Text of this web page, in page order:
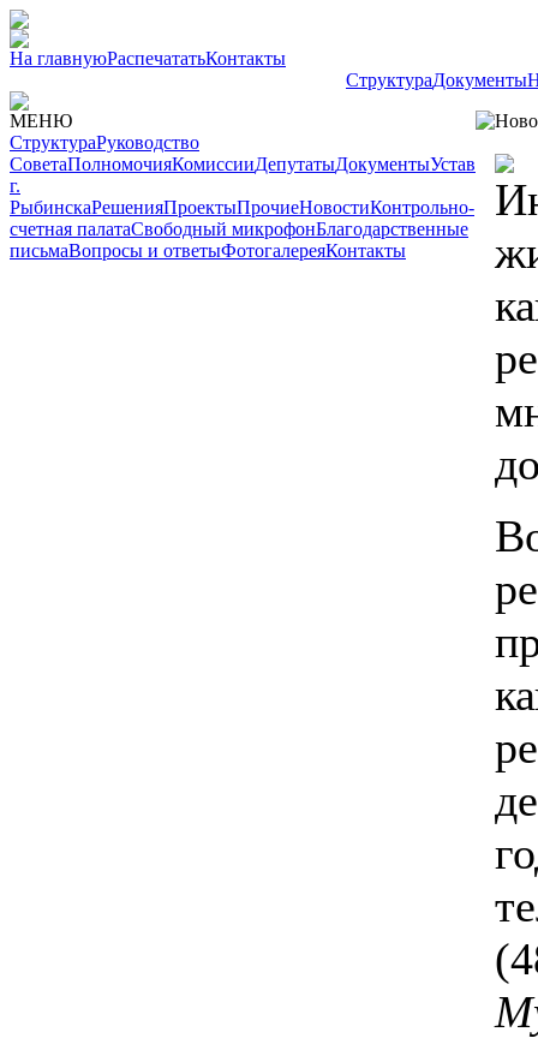
На главнуюРаспечататьКонтакты
СтруктураДокументы
МЕНЮ
СтруктураРуководство
СоветаПолномочияКомиссииДепутатыДокументыУстав
г.
РыбинскаРешенияПроектыПрочиеНовостиКонтрольно-
счетная палатаСвободный микрофонБлагодарственные
письмаВопросы и ответыФотогалереяКонтакты